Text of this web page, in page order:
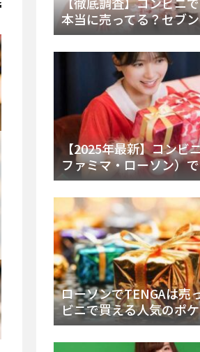
本当に売ってる？セブ
マ・ローソンの取扱店
ー・内容物を詳しく調
【2025年最新】コンビ
ファミマ・ローソン）
ーは売ってる？販売場
類・値段を徹底調査！
ローソンでTENGAは売
ビニで買える人気のポ
とエッグの取り扱い店
を徹底解説！